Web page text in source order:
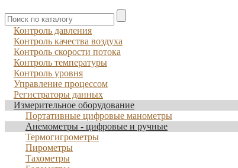
Контроль давления
Контроль качества воздуха
Контроль скорости потока
Контроль температуры
Контроль уровня
Управление процессом
Регистраторы данных
Измерительное оборудование
Портативные цифровые манометры
Анемометры - цифровые и ручные
Термогигрометры
Пирометры
Тахометры